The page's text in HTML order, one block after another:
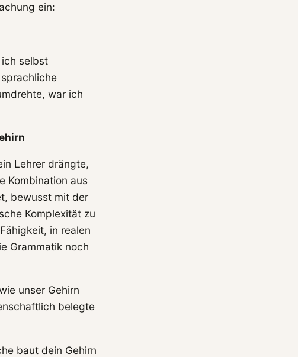
ein:
selbst
war ich
Lehrer drängte,
Kombination aus
bewusst mit der
Komplexität zu
in realen
Grammatik noch
unser Gehirn
belegte
baut dein Gehirn